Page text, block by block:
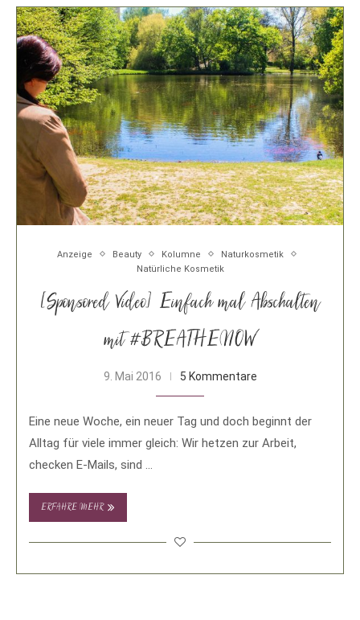
Anzeige Beauty Kolumne
Naturkosmetik
Natürliche Kosmetik
[Sponsored Video] Einfach mal Abschalten
mit #BREATHENOW
9. Mai 2016 5 Kommentare
Eine neue Woche, ein neuer Tag und doch beginnt der
Alltag für viele immer gleich: Wir hetzen zur Arbeit,
checken E-Mails, sind …
ERFAHRE MEHR